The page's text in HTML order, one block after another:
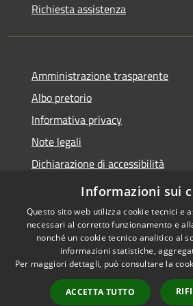
Richiesta assistenza
Amministrazione trasparente
Albo pretorio
Informativa privacy
Note legali
Dichiarazione di accessibilità
Obiettivi di accessibilità
Accessibilità
Informazioni sui
Questo sito web utilizza cookie tecnici e
necessari al corretto funzionamento e
nonché un cookie tecnico analitico al
informazioni statistiche,
Per maggiori dettagli, può consultare la
ACCETTA TUTTO